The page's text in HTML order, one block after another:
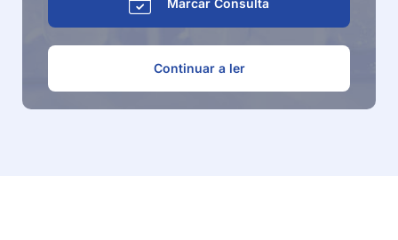
Marcar Consulta
Continuar a ler